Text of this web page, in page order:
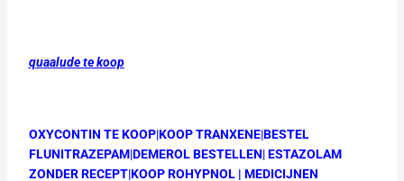
quaalude te koop
OXYCONTIN TE KOOP|KOOP TRANXENE|BESTEL
FLUNITRAZEPAM|DEMEROL BESTELLEN|ESTAZOLAM
ZONDER RECEPT|KOOP ROHYPNOL| MEDICIJNEN